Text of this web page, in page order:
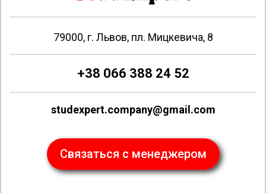
79000, г. Львов, пл. Мицкевича, 8
+38 066 388 24 52
studexpert.company@gmail.com
Связаться с менеджером